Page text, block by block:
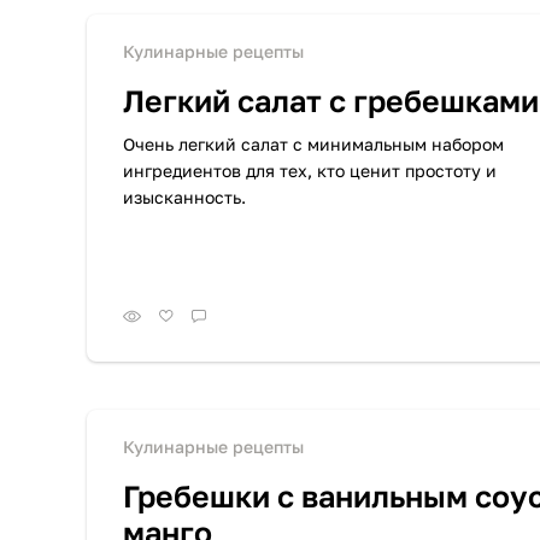
Кулинарные рецепты
Легкий салат с гребешками
Очень легкий салат с минимальным набором
ингредиентов для тех, кто ценит простоту и
изысканность.
Кулинарные рецепты
Гребешки с ванильным
манго